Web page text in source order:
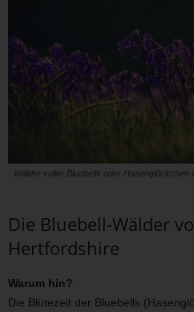
Wälder voller Bluebells oder Hasenglöckchen
Die Bluebell-Wälder
Hertfordshire
Warum hin?
Die Blütezeit der Bluebells